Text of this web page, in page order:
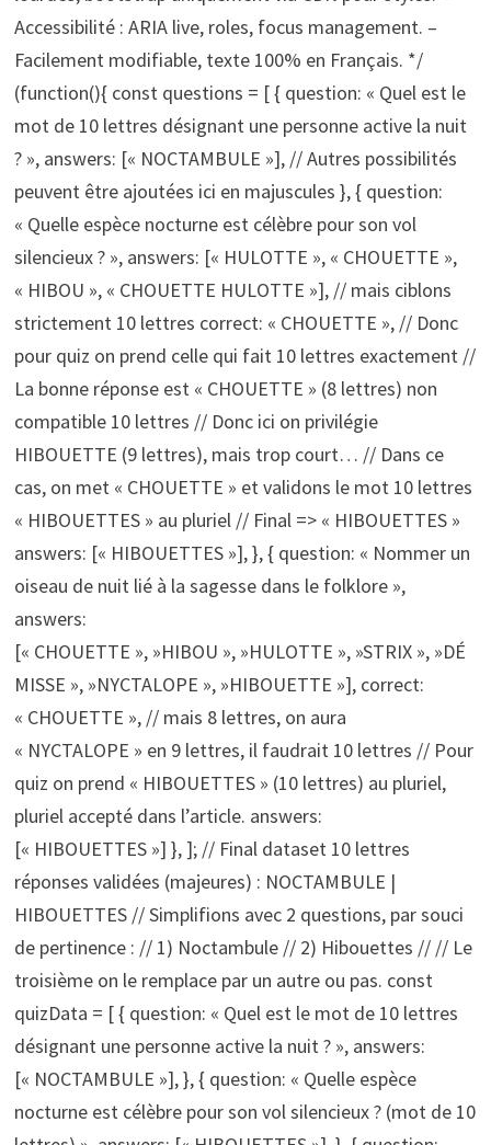
Accessibilité : ARIA live, roles, focus management. –
Facilement modifiable, texte 100% en Français. */
(function(){ const questions = [ { question: « Quel est le
mot de 10 lettres désignant une personne active la nuit
? », answers: [« NOCTAMBULE »], // Autres possibilités
peuvent être ajoutées ici en majuscules }, { question:
« Quelle espèce nocturne est célèbre pour son vol
silencieux ? », answers: [« HULOTTE », « CHOUETTE »,
« HIBOU », « CHOUETTE HULOTTE »], // mais ciblons
strictement 10 lettres correct: « CHOUETTE », // Donc
pour quiz on prend celle qui fait 10 lettres exactement //
La bonne réponse est « CHOUETTE » (8 lettres) non
compatible 10 lettres // Donc ici on privilégie
HIBOUETTE (9 lettres), mais trop court… // Dans ce
cas, on met « CHOUETTE » et validons le mot 10 lettres
« HIBOUETTES » au pluriel // Final => « HIBOUETTES »
answers: [« HIBOUETTES »], }, { question: « Nommer un
oiseau de nuit lié à la sagesse dans le folklore »,
answers:
[« CHOUETTE », »HIBOU », »HULOTTE », »STRIX », »DÉ
MISSE », »NYCTALOPE », »HIBOUETTE »], correct:
« CHOUETTE », // mais 8 lettres, on aura
« NYCTALOPE » en 9 lettres, il faudrait 10 lettres // Pour
quiz on prend « HIBOUETTES » (10 lettres) au pluriel,
pluriel accepté dans l’article. answers:
[« HIBOUETTES »] }, ]; // Final dataset 10 lettres
réponses validées (majeures) : NOCTAMBULE |
HIBOUETTES // Simplifions avec 2 questions, par souci
de pertinence : // 1) Noctambule // 2) Hibouettes // // Le
troisième on le remplace par un autre ou pas. const
quizData = [ { question: « Quel est le mot de 10 lettres
désignant une personne active la nuit ? », answers:
[« NOCTAMBULE »], }, { question: « Quelle espèce
nocturne est célèbre pour son vol silencieux ? (mot de 10